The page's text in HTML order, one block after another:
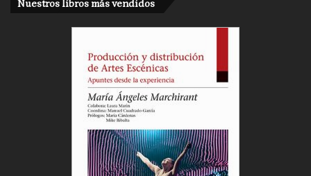
Cargar más
Nuestros libros más vendidos